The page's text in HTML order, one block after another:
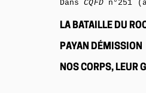
DansCQFDn°251
LA BATAILLE DU
PAYAN DÉMISSION
NOS CORPS, LEUR